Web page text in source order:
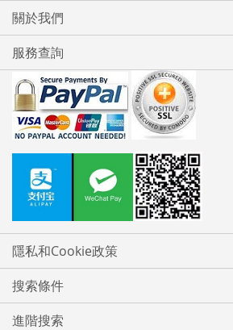
關於我們
服務查詢
隱私和Cookie政策
搜索條件
進階搜索